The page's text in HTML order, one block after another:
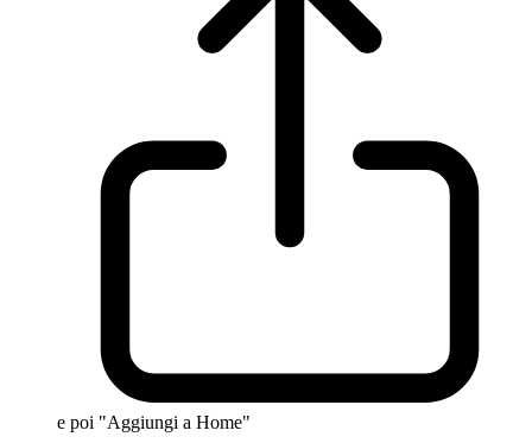
e poi "Aggiungi a Home"